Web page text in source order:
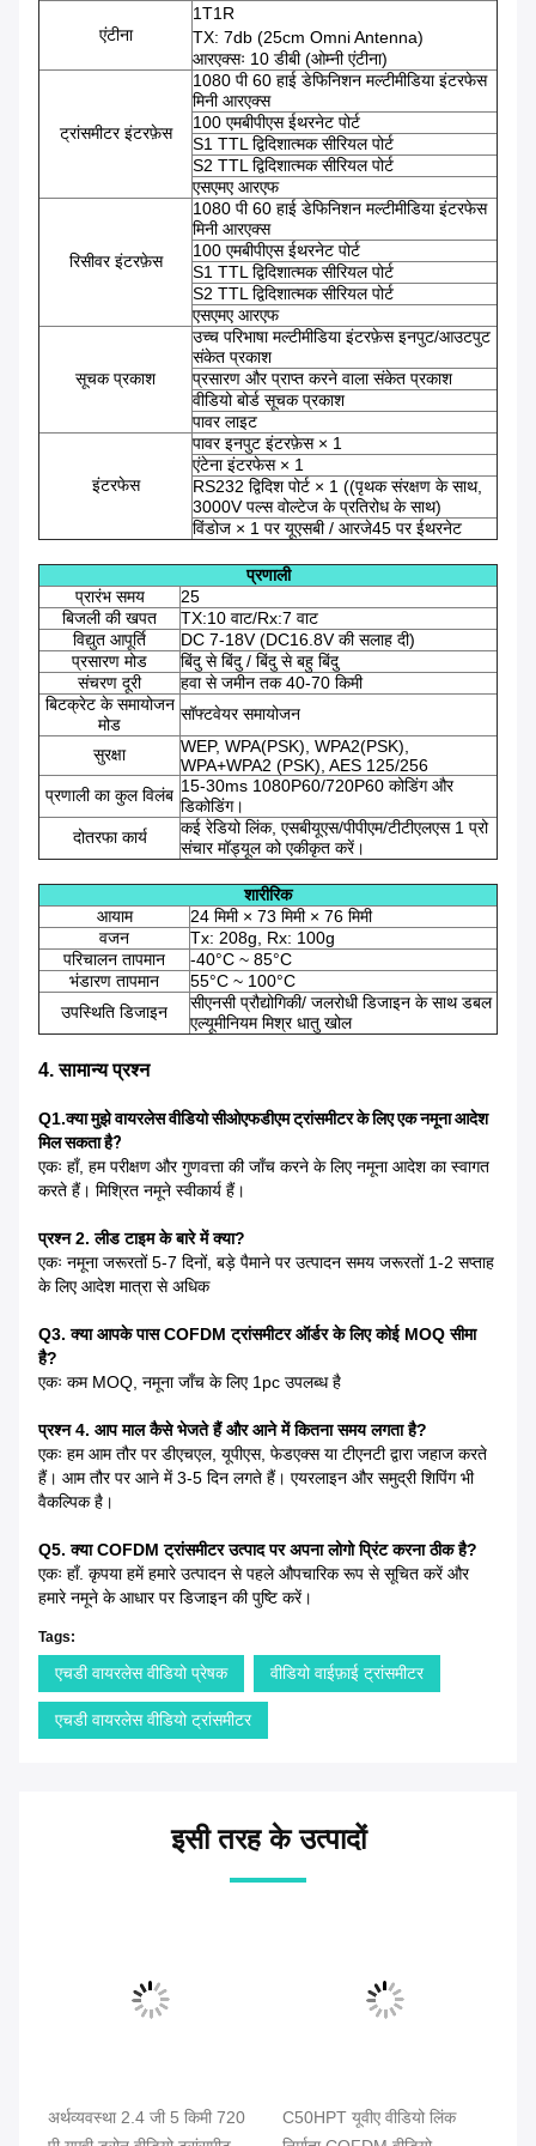
एंटीना
1T1R
TX: 7db (25cm Omni Antenna)
आरएक्सः 10 डीबी (ओम्नी एंटीना)
ट्रांसमीटर इंटरफ़ेस
1080 पी 60 हाई डेफिनिशन मल्टीमीडिया इंटरफेस
मिनी आरएक्स
100 एमबीपीएस ईथरनेट पोर्ट
S1 TTL द्विदिशात्मक सीरियल पोर्ट
S2 TTL द्विदिशात्मक सीरियल पोर्ट
एसएमए आरएफ
रिसीवर इंटरफ़ेस
1080 पी 60 हाई डेफिनिशन मल्टीमीडिया इंटरफेस
मिनी आरएक्स
100 एमबीपीएस ईथरनेट पोर्ट
S1 TTL द्विदिशात्मक सीरियल पोर्ट
S2 TTL द्विदिशात्मक सीरियल पोर्ट
एसएमए आरएफ
सूचक प्रकाश
उच्च परिभाषा मल्टीमीडिया इंटरफ़ेस इनपुट/आउटपुट
संकेत प्रकाश
प्रसारण और प्राप्त करने वाला संकेत प्रकाश
वीडियो बोर्ड सूचक प्रकाश
पावर लाइट
इंटरफेस
पावर इनपुट इंटरफ़ेस × 1
एंटेना इंटरफेस × 1
RS232 द्विदिश पोर्ट × 1 ((पृथक संरक्षण के साथ,
3000V पल्स वोल्टेज के प्रतिरोध के साथ)
विंडोज × 1 पर यूएसबी / आरजे45 पर ईथरनेट
प्रणाली
प्रारंभ समय
25
बिजली की खपत
TX:10 वाट/Rx:7 वाट
विद्युत आपूर्ति
DC 7-18V (DC16.8V की सलाह दी)
प्रसारण मोड
बिंदु से बिंदु / बिंदु से बहु बिंदु
संचरण दूरी
हवा से जमीन तक 40-70 किमी
बिटक्रेट के समायोजन
मोड
सॉफ्टवेयर समायोजन
सुरक्षा
WEP, WPA(PSK), WPA2(PSK),
WPA+WPA2 (PSK), AES 125/256
प्रणाली का कुल विलंब 15-30ms 1080P60/720P60 कोडिंग और
डिकोडिंग।
दोतरफा कार्य
कई रेडियो लिंक, एसबीयूएस/पीपीएम/टीटीएलएस 1 प्रो
संचार मॉड्यूल को एकीकृत करें।
शारीरिक
आयाम
24 मिमी × 73 मिमी × 76 मिमी
वजन
Tx: 208g, Rx: 100g
परिचालन तापमान
-40°C ~ 85°C
भंडारण तापमान
55°C ~ 100°C
उपस्थिति डिजाइन
सीएनसी प्रौद्योगिकी/ जलरोधी डिजाइन के साथ डबल
एल्यूमीनियम मिश्र धातु खोल
4. सामान्य प्रश्न
Q1.क्या मुझे वायरलेस वीडियो सीओएफडीएम ट्रांसमीटर के लिए एक नमूना आदेश
मिल सकता है?
एकः हाँ, हम परीक्षण और गुणवत्ता की जाँच करने के लिए नमूना आदेश का स्वागत
करते हैं। मिश्रित नमूने स्वीकार्य हैं।
प्रश्न 2. लीड टाइम के बारे में क्या?
एकः नमूना जरूरतों 5-7 दिनों, बड़े पैमाने पर उत्पादन समय जरूरतों 1-2 सप्ताह
के लिए आदेश मात्रा से अधिक
Q3. क्या आपके पास COFDM ट्रांसमीटर ऑर्डर के लिए कोई MOQ सीमा
है?
एकः कम MOQ, नमूना जाँच के लिए 1pc उपलब्ध है
प्रश्न 4. आप माल कैसे भेजते हैं और आने में कितना समय लगता है?
एकः हम आम तौर पर डीएचएल, यूपीएस, फेडएक्स या टीएनटी द्वारा जहाज करते
हैं। आम तौर पर आने में 3-5 दिन लगते हैं। एयरलाइन और समुद्री शिपिंग भी
वैकल्पिक है।
Q5. क्या COFDM ट्रांसमीटर उत्पाद पर अपना लोगो प्रिंट करना ठीक है?
एकः हाँ. कृपया हमें हमारे उत्पादन से पहले औपचारिक रूप से सूचित करें और
हमारे नमूने के आधार पर डिजाइन की पुष्टि करें।
Tags:
एचडी वायरलेस वीडियो प्रेषक वीडियो वाईफ़ाई ट्रांसमीटर
एचडी वायरलेस वीडियो ट्रांसमीटर
इसी तरह के उत्पादों
अर्थव्यवस्था 2.4 जी 5 किमी 720
C50HPT यूवीए वीडियो लिंक